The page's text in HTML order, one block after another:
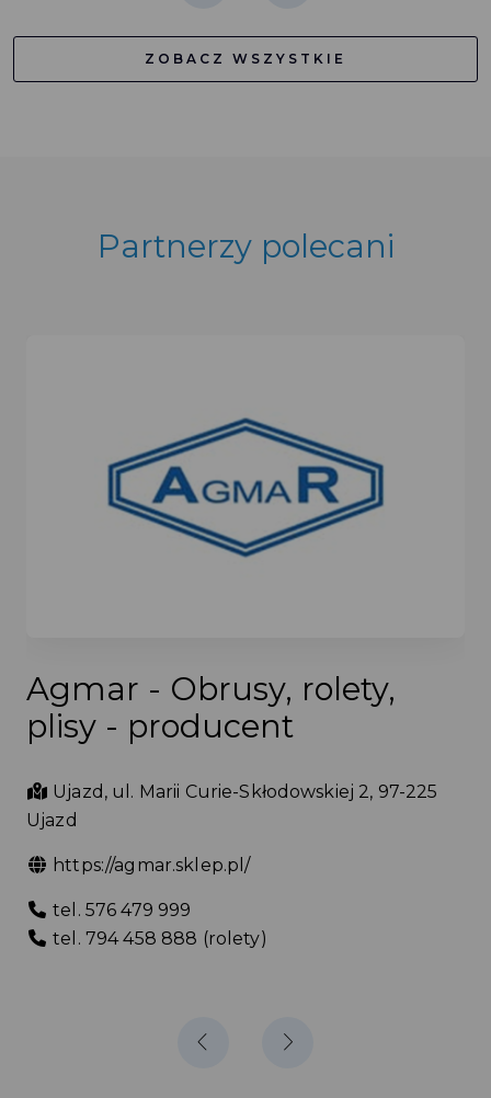
ZOBACZ WSZYSTKIE
Partnerzy polecani
Akademia Sportu w
Niewiadowie
Osiedle Niewiadów 42, 97-225 Ujazd
+ 48 44 741 47 23